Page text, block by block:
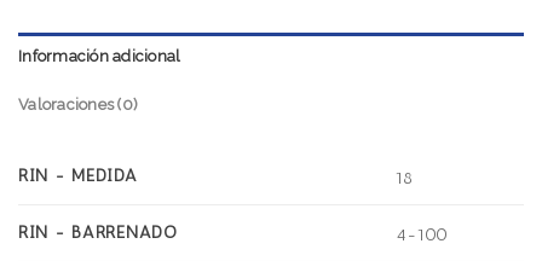
Información adicional
Valoraciones (0)
RIN - MEDIDA 18
RIN - BARRENADO 4-100